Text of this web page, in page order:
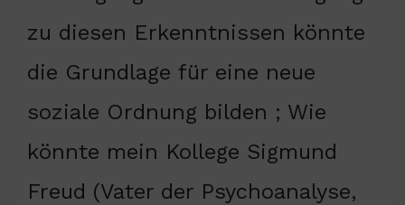
zu diesen Erkenntnissen könnte
die Grundlage für eine neue
soziale Ordnung bilden ; Wie
könnte mein Kollege Sigmund
Freud (Vater der Psychoanalyse,